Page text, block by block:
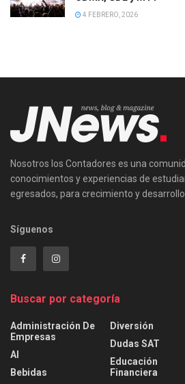
4 FEBRERO, 2026
Nosotros los Contadores es una
conocimientos y experiencias de
egresados, para crecimiento y desarrollo
Síguenos
Buscar por categoría
Administración De
Empresas
AI
Bebidas
Diversión
Dudas SAT
Educación
Financiera